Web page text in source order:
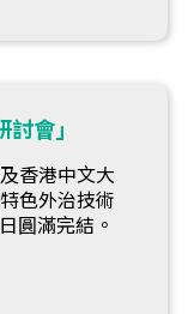
會」
香港中文大
色外治技術
圓滿完結。